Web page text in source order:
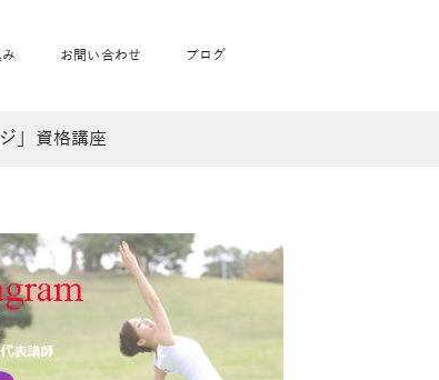
通信
JAHAnavi Lesson
ン講座
お問い合わせ ブログ
」資格講座